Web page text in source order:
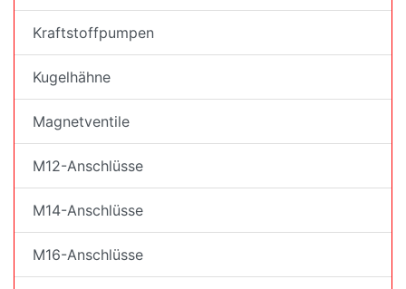
Kraftstoffpumpen
Kugelhähne
Magnetventile
M12-Anschlüsse
M14-Anschlüsse
M16-Anschlüsse